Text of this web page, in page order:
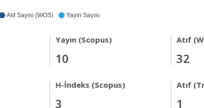
Atıf Sayısı (WOS) Yayın Sayısı
Yayın (Scopus)
10
Atıf
32
H-İndeks (Scopus)
3
Atıf
1